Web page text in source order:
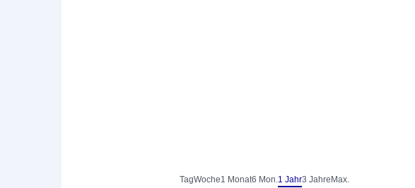
TagWoche1 Monat6 Mon.1 Jahr3 Jahre Max.